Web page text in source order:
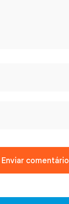
Enviar comentário